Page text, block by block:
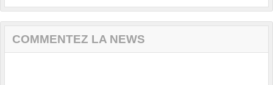
COMMENTEZ LA NEWS